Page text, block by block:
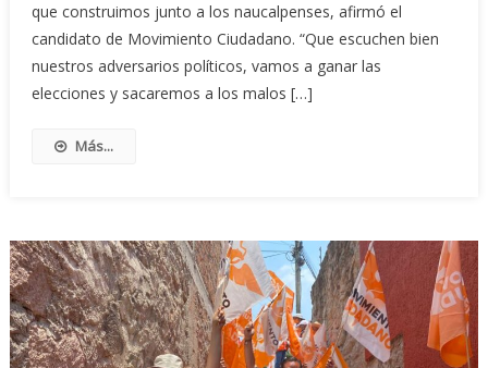
que construimos junto a los naucalpenses, afirmó el
candidato de Movimiento Ciudadano. “Que escuchen bien
nuestros adversarios políticos, vamos a ganar las
elecciones y sacaremos a los malos […]
Más...